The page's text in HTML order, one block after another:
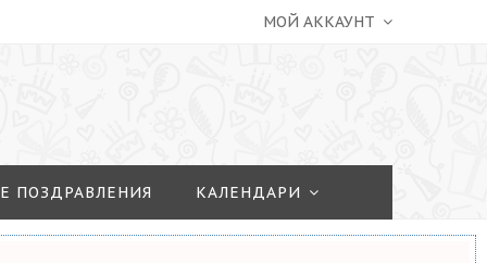
МОЙ АККАУНТ
ПОЗДРАВЛЕНИЯ КАЛЕНДАРИ